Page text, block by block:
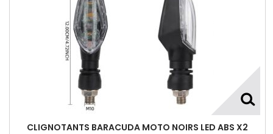
CLIGNOTANTS BARACUDA MOTO NOIRS LED ABS X2